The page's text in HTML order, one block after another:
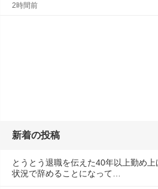
2時間前
新着の投稿
とうとう退職を伝えた40年以上勤め
状況で辞めることになって…